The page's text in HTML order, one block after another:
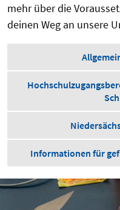
mehr über die
deinen Weg an unsere
Informationen für